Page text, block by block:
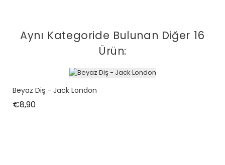
Aynı Kategoride Bulunan Diğer 16
Ürün:
Beyaz Diş - Jack London
€8,90Fiyat